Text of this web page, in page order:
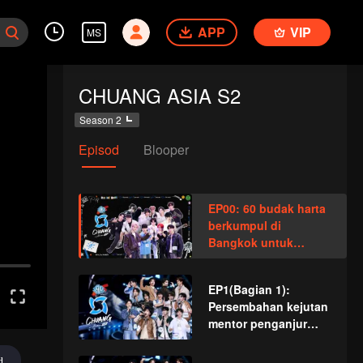
MS APP VIP
CHUANG ASIA S2
Season 2
Episod Blooper
EP00: 60 budak harta
berkumpul di
Bangkok untuk
menunjukkan bakat
EP1(Bagian 1):
Persembahan kejutan
mentor penganjur